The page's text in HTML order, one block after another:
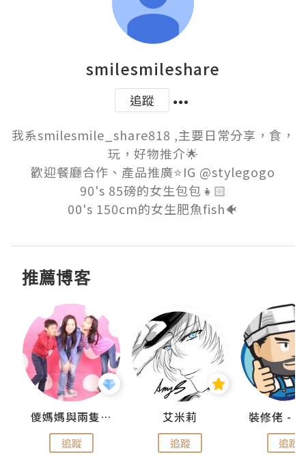
smilesmileshare
追蹤
我系smilesmile_share818 ,主要日常分享，食，
玩，好物推介🌟
歡迎餐廳合作、產品推廣⭐️IG @stylegogo
90's 85磅的女生包包👧🏻
推薦博客
儍媽媽與兩隻小魔怪之家
追蹤
艾米莉
追蹤 追蹤